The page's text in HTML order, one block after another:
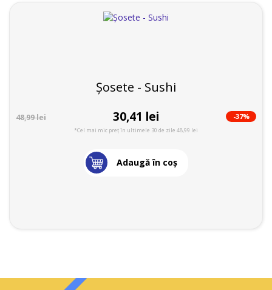
Șosete - Sushi
48,99 lei 30,41 lei -37%
*Cel mai mic preț în ultimele 30 de zile 48,99 lei
Adaugă în coş